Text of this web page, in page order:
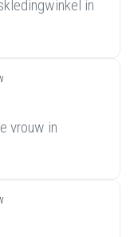
in
vrouw in